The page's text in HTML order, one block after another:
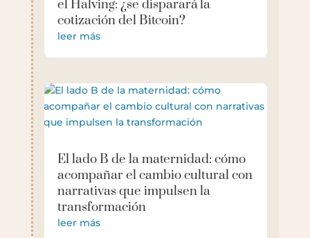
el Halving: ¿se disparará la
cotización del Bitcoin?
leer más
El lado B de la maternidad: cómo
acompañar el cambio cultural con
narrativas que impulsen la
transformación
leer más